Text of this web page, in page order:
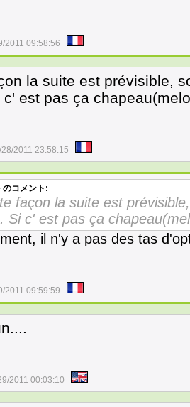
2011 09:58:56
la suite est prévisible,
est pas ça
2011 23:58:15
のコメント:
façon la suite est
Si c' est pas ça
il n'y a pas des tas
2011 09:59:59
2011 00:03:10